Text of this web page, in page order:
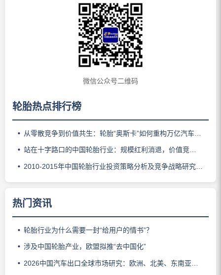
微信公众号二维码
轮胎热点排行榜
从零散竞争到价值共生：轮胎“奥斯卡”如何重构万亿汽车后市场逻辑
站在十字路口的中国轮胎行业：规模红利消退，价值竞争启幕
2010-2015年中国轮胎行业投资策略分析及竞争战略研究咨询报告
热门资讯
轮胎行业为什么需要一封“给用户的情书”？
涉及中国轮胎产业，欧盟拟推“去中国化”
2026中国汽车出口全球市场研究：欧洲、北美、东南亚及澳新格局与趋势分析